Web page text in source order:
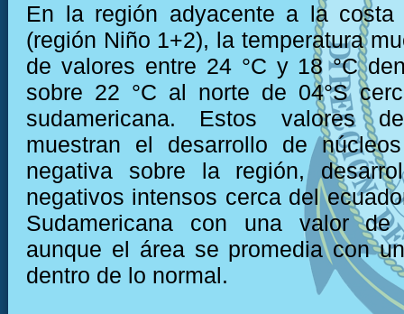
En la región adyacente a la costa
(región Niño 1+2), la temperatura
de valores entre 24 °C y 18 °C
sobre 22 °C al norte de 04°S
sudamericana. Estos valores
muestran el desarrollo de
negativa sobre la región,
negativos intensos cerca del
Sudamericana con una valor
aunque el área se promedia con
dentro de lo normal.